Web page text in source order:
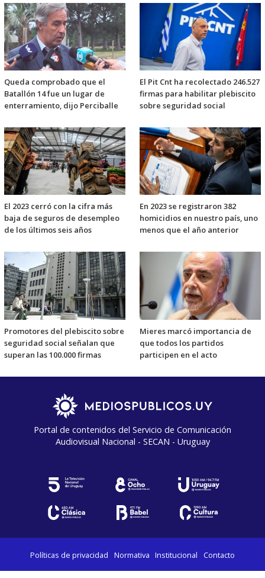
Queda comprobado que el
Batallón 14 fue un lugar de
enterramiento, dijo Perciballe
El Pit Cnt ha recolectado 246.527
firmas para habilitar plebiscito
sobre seguridad social
El 2023 cerró con la cifra más
baja de seguros de desempleo
de los últimos seis años
En 2023 se registraron 382
homicidios en nuestro país, uno
menos que el año anterior
Promotores del plebiscito sobre
seguridad social señalan que
superan las 100.000 firmas
Mieres marcó importancia de
que todos los partidos
participen en el acto
Portal de contenidos del Servicio de Comunicación
Audiovisual Nacional - SECAN - Uruguay
Políticas de privacidad Normativa Institucional Contacto